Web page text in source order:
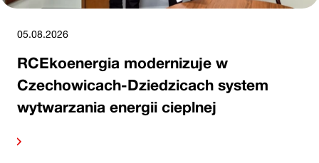
05.08.2026
RCEkoenergia modernizuje w
Czechowicach-Dziedzicach system
wytwarzania energii cieplnej